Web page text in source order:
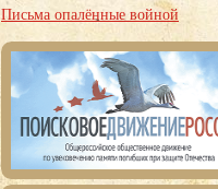
Письма опалённые войной